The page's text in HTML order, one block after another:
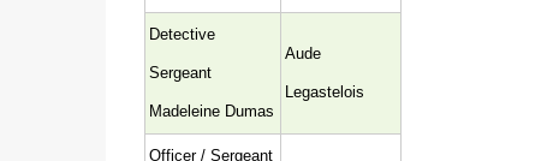
Detective
Sergeant
Madeleine Dumas
Aude
Legastelois
Officer / Sergeant